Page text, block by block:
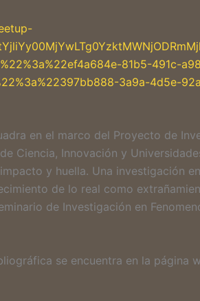
81b5-491c-
3a9a-4d5e-
en el marco del Proyecto de
Ciencia, Innovación y
y huella. Una investigación
de lo real como
de Investigación en
se encuentra en la página